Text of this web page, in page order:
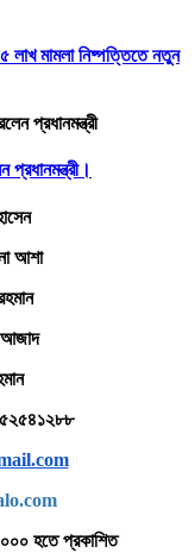
মামলা নিষ্পত্তিতে নতুন
প্রধানমন্ত্রী।
আশা
আজাদ
হতে প্রকাশিত